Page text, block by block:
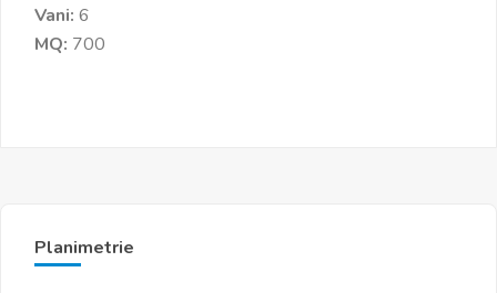
Vani: 6
MQ: 700
Planimetrie